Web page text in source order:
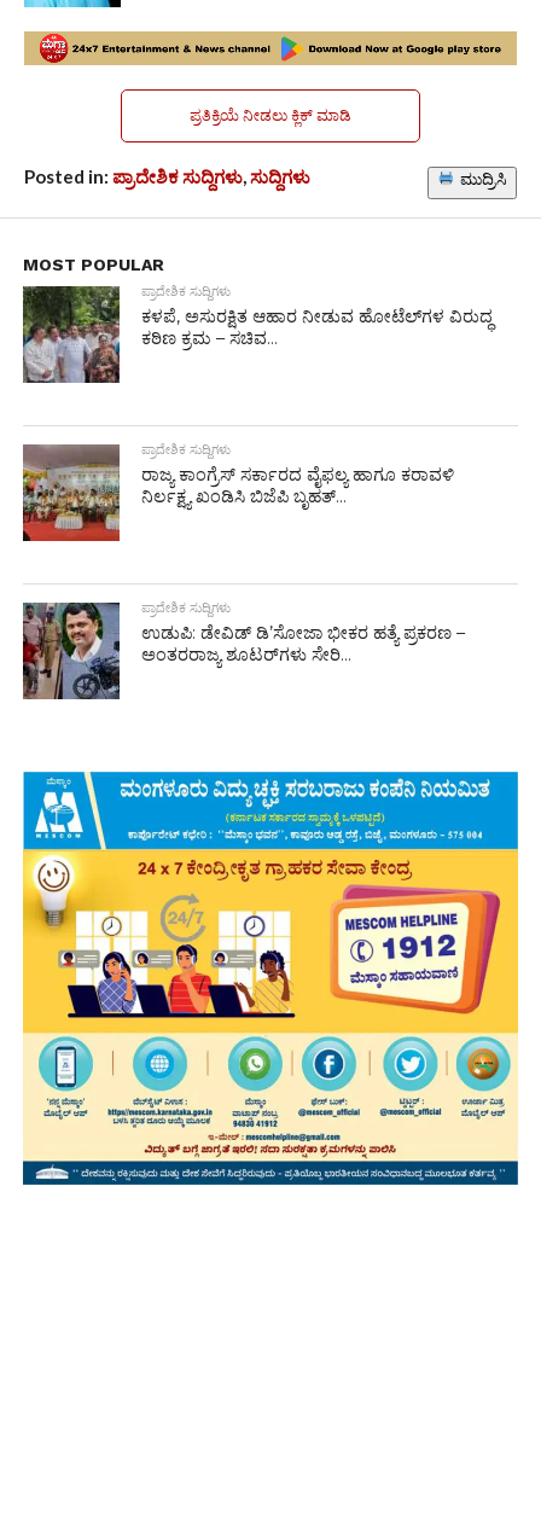
ಪ್ರತಿಕ್ರಿಯೆ ನೀಡಲು ಕ್ಲಿಕ್ ಮಾಡಿ
Posted in: ಪ್ರಾದೇಶಿಕ ಸುದ್ದಿಗಳು,ಸುದ್ದಿಗಳು ಮುದ್ರಿಸಿ
MOST POPULAR
ಪ್ರಾದೇಶಿಕ ಸುದ್ದಿಗಳು
ಕಳಪೆ, ಅಸುರಕ್ಷಿತ ಆಹಾರ ನೀಡುವ ಹೋಟೆಲ್‌ಗಳ ವಿರುದ್ಧ
ಕಠಿಣ ಕ್ರಮ – ಸಚಿವ...
ಪ್ರಾದೇಶಿಕ ಸುದ್ದಿಗಳು
ರಾಜ್ಯ ಕಾಂಗ್ರೆಸ್ ಸರ್ಕಾರದ ವೈಫಲ್ಯ ಹಾಗೂ ಕರಾವಳಿ
ನಿರ್ಲಕ್ಷ್ಯ ಖಂಡಿಸಿ ಬಿಜೆಪಿ ಬೃಹತ್...
ಪ್ರಾದೇಶಿಕ ಸುದ್ದಿಗಳು
ಉಡುಪಿ: ಡೇವಿಡ್ ಡಿ’ಸೋಜಾ ಭೀಕರ ಹತ್ಯೆ ಪ್ರಕರಣ –
ಅಂತರರಾಜ್ಯ ಶೂಟರ್‌ಗಳು ಸೇರಿ...